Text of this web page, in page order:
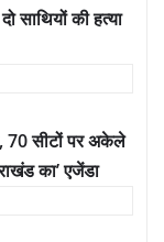
साथियों की हत्या
70 सीटों पर अकेले
का’ एजेंडा